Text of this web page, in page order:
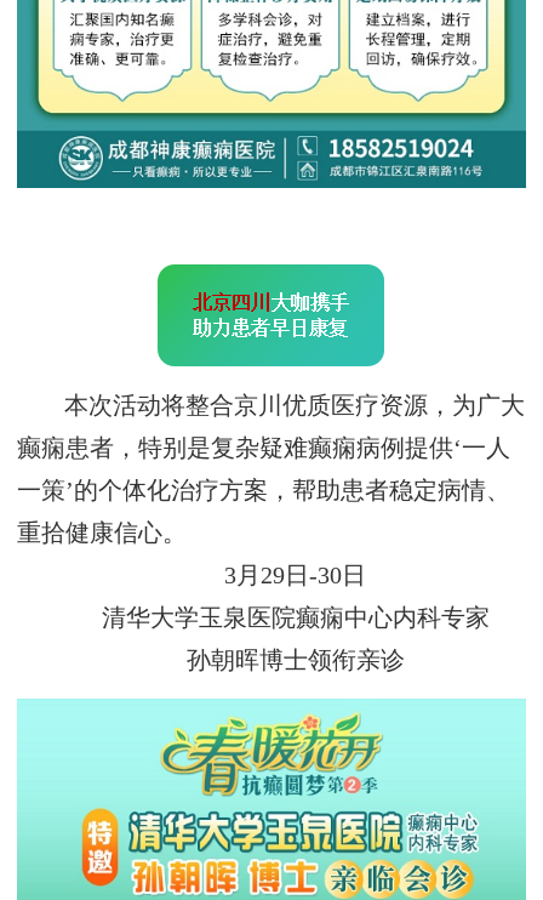
本次活动将整合京川优质医疗资源，为广大
癫痫患者，特别是复杂疑难癫痫病例提供‘一人
一策’的个体化治疗方案，帮助患者稳定病情、
重拾健康信心。
3月29日-30日
清华大学玉泉医院癫痫中心内科专家
孙朝晖博士领衔亲诊